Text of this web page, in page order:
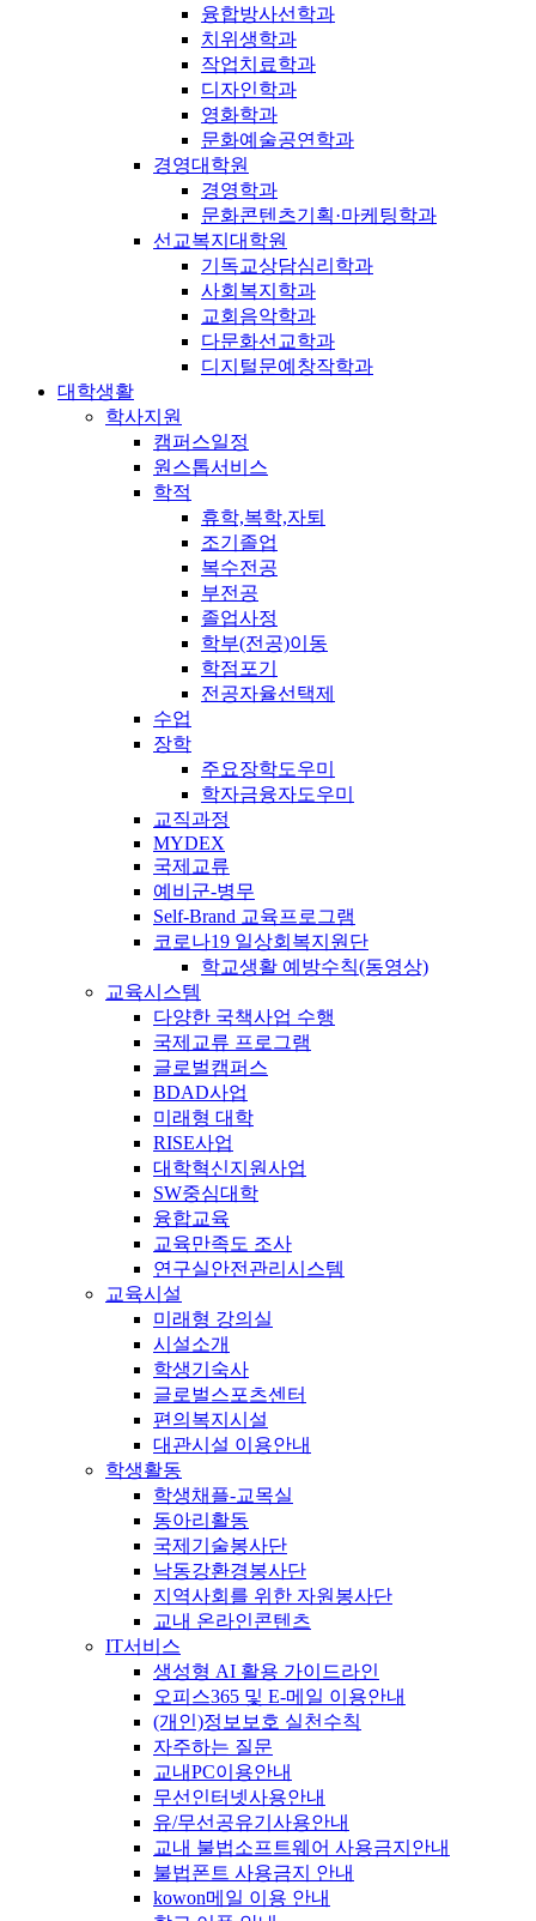
융합방사선학과
치위생학과
작업치료학과
디자인학과
영화학과
문화예술공연학과
경영대학원
경영학과
문화콘텐츠기획·마케팅학과
선교복지대학원
기독교상담심리학과
사회복지학과
교회음악학과
다문화선교학과
디지털문예창작학과
대학생활
학사지원
캠퍼스일정
원스톱서비스
학적
휴학,복학,자퇴
조기졸업
복수전공
부전공
졸업사정
학부(전공)이동
학점포기
전공자율선택제
수업
장학
주요장학도우미
학자금융자도우미
교직과정
MYDEX
국제교류
예비군-병무
Self-Brand 교육프로그램
코로나19 일상회복지원단
학교생활 예방수칙(동영상)
교육시스템
다양한 국책사업 수행
국제교류 프로그램
글로벌캠퍼스
BDAD사업
미래형 대학
RISE사업
대학혁신지원사업
SW중심대학
융합교육
교육만족도 조사
연구실안전관리시스템
교육시설
미래형 강의실
시설소개
학생기숙사
글로벌스포츠센터
편의복지시설
대관시설 이용안내
학생활동
학생채플-교목실
동아리활동
국제기술봉사단
낙동강환경봉사단
지역사회를 위한 자원봉사단
교내 온라인콘텐츠
IT서비스
생성형 AI 활용 가이드라인
오피스365 및 E-메일 이용안내
(개인)정보보호 실천수칙
자주하는 질문
교내PC이용안내
무선인터넷사용안내
유/무선공유기사용안내
교내 불법소프트웨어 사용금지안내
불법폰트 사용금지 안내
kowon메일 이용 안내